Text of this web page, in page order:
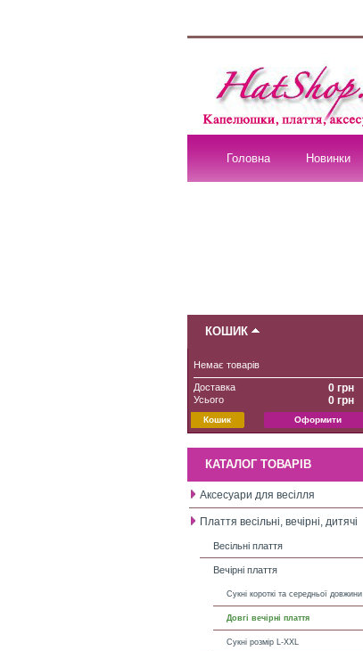
Головна Новинки
КОШИК
Немає товарів
Доставка 0 грн
Усього 0 грн
Кошик Оформити
КАТАЛОГ ТОВАРІВ
Аксесуари для весілля
Плаття весільні, вечірні, дитячі
Весільні плаття
Вечірні плаття
Сукні короткі та середньої довжини
Довгі вечірні плаття
Сукні розмір L-XXL